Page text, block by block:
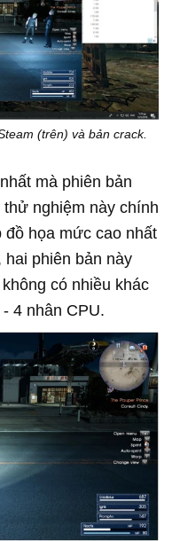
(trên) và bản crack.
mà phiên bản
nghiệm này chính
đồ họa mức cao nhất
hai phiên bản này
có nhiều khác
4 nhân CPU.